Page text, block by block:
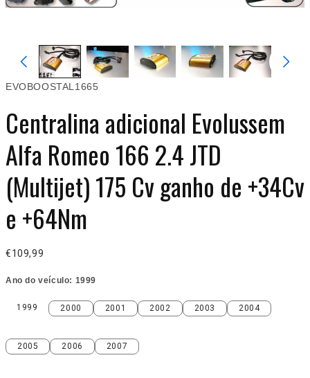
EVOBOOSTAL1665
Centralina adicional Evolussem
Alfa Romeo 166 2.4 JTD
(Multijet) 175 Cv ganho de +34Cv
e +64Nm
€109,99
Ano do veículo: 1999
1999
1999 2000
2000 2001
2001 2002
2002 2003
2003 2004
2004
2005
2005 2006
2006 2007
2007